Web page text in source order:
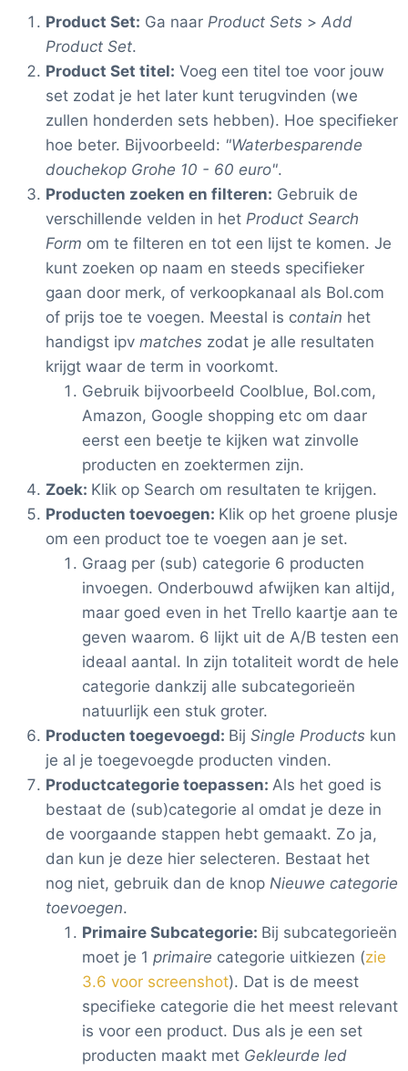
Product Set: Ga naar Product Sets > Add
Product Set.
Product Set titel: Voeg een titel toe voor jouw
set zodat je het later kunt terugvinden (we
zullen honderden sets hebben). Hoe specifieker
hoe beter. Bijvoorbeeld: "Waterbesparende
douchekop Grohe 10 - 60 euro".
Producten zoeken en filteren: Gebruik de
verschillende velden in het Product Search
Form om te filteren en tot een lijst te komen. Je
kunt zoeken op naam en steeds specifieker
gaan door merk, of verkoopkanaal als Bol.com
of prijs toe te voegen. Meestal is contain het
handigst ipv matches zodat je alle resultaten
krijgt waar de term in voorkomt.
Gebruik bijvoorbeeld Coolblue, Bol.com,
Amazon, Google shopping etc om daar
eerst een beetje te kijken wat zinvolle
producten en zoektermen zijn.
Zoek: Klik op Search om resultaten te krijgen.
Producten toevoegen: Klik op het groene plusje
om een product toe te voegen aan je set.
Graag per (sub) categorie 6 producten
invoegen. Onderbouwd afwijken kan altijd,
maar goed even in het Trello kaartje aan te
geven waarom. 6 lijkt uit de A/B testen een
ideaal aantal. In zijn totaliteit wordt de hele
categorie dankzij alle subcategorieën
natuurlijk een stuk groter.
Producten toegevoegd: Bij Single Products kun
je al je toegevoegde producten vinden.
Productcategorie toepassen: Als het goed is
bestaat de (sub)categorie al omdat je deze in
de voorgaande stappen hebt gemaakt. Zo ja,
dan kun je deze hier selecteren. Bestaat het
nog niet, gebruik dan de knop Nieuwe categorie
toevoegen.
Primaire Subcategorie: Bij subcategorieën
moet je 1 primaire categorie uitkiezen (zie
3.6 voor screenshot). Dat is de meest
specifieke categorie die het meest relevant
is voor een product. Dus als je een set
producten maakt met Gekleurde led